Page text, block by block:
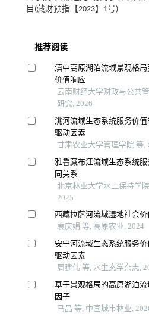
目(藏财预指【2023】1号)